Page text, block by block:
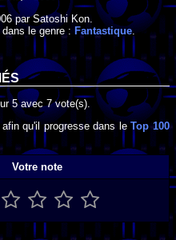
parSatoshi Kon
le genre : Fantastique
5avec7vote(s).
qu'il progresse dans leTop 100
Votre note